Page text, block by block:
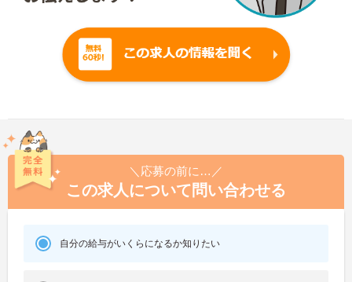
＼応募の前に…／
この求人について問い合わせる
自分の給与がいくらになるか知りたい